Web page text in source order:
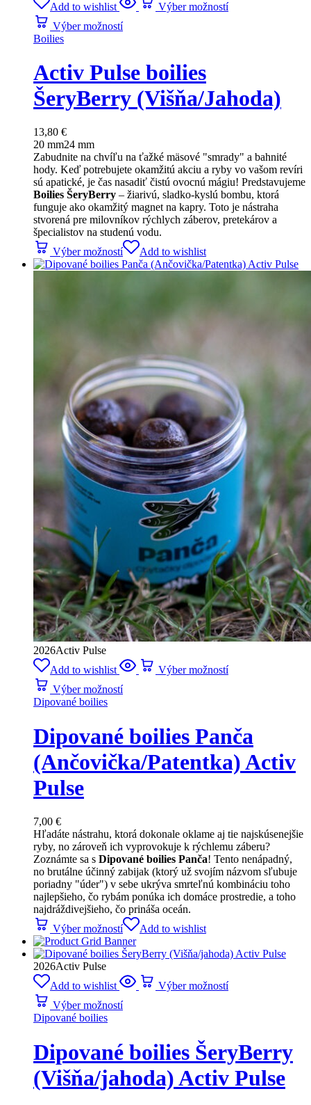
Add to wishlist
Výber možností
Výber možností
Boilies
Activ Pulse boilies
ŠeryBerry (Višňa/Jahoda)
13,80 €
20 mm24 mm
Zabudnite na chvíľu na ťažké mäsové "smrady" a bahnité
hody. Keď potrebujete okamžitú akciu a ryby vo vašom revíri
sú apatické, je čas nasadiť čistú ovocnú mágiu! Predstavujeme
Boilies ŠeryBerry – žiarivú, sladko-kyslú bombu, ktorá
funguje ako okamžitý magnet na kapry. Toto je nástraha
stvorená pre milovníkov rýchlych záberov, pretekárov a
špecialistov na studenú vodu.
Výber možností
Add to wishlist
2026Activ Pulse
Add to wishlist
Výber možností
Výber možností
Dipované boilies
Dipované boilies Panča
(Ančovička/Patentka) Activ
Pulse
7,00 €
Hľadáte nástrahu, ktorá dokonale oklame aj tie najskúsenejšie
ryby, no zároveň ich vyprovokuje k rýchlemu záberu?
Zoznámte sa s Dipované boilies Panča! Tento nenápadný,
no brutálne účinný zabijak (ktorý už svojím názvom sľubuje
poriadny "úder") v sebe ukrýva smrteľnú kombináciu toho
najlepšieho, čo rybám ponúka ich domáce prostredie, a toho
najdráždivejšieho, čo prináša oceán.
Výber možností
Add to wishlist
2026Activ Pulse
Add to wishlist
Výber možností
Výber možností
Dipované boilies
Dipované boilies ŠeryBerry
(Višňa/jahoda) Activ Pulse